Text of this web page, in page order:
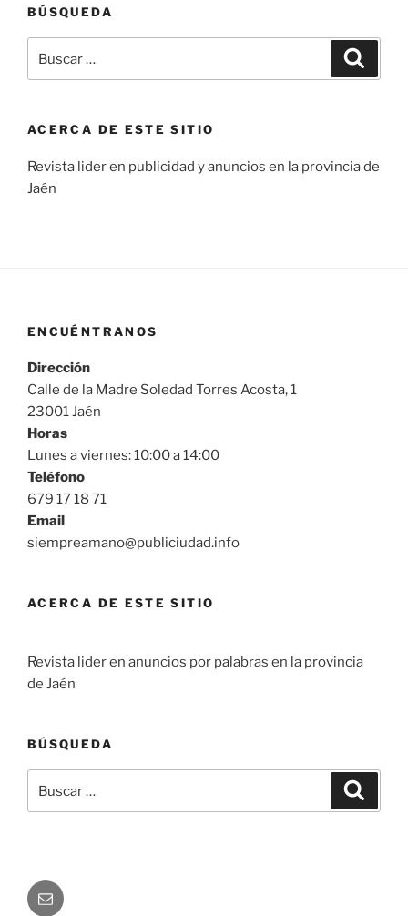
BÚSQUEDA
por:
ACERCA DE ESTE SITIO
Revista lider en publicidad y anuncios en la provincia de
Jaén
ENCUÉNTRANOS
Dirección
Calle de la Madre Soledad Torres Acosta, 1
23001 Jaén
Horas
Lunes a viernes: 10:00 a 14:00
Teléfono
679 17 18 71
Email
siempreamano@publiciudad.info
ACERCA DE ESTE SITIO
Revista lider en anuncios por palabras en la provincia
de Jaén
BÚSQUEDA
por:
Correo